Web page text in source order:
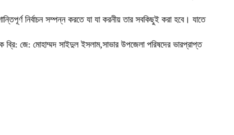
নির্বাচন সম্পন্ন করতে যা যা করনীয় তার সবকিছুই করা হবে। যাতে
ব্রি: জে: মোহাম্মদ সাইদুল ইসলাম,সাভার উপজেলা পরিষদের ভারপ্রাপ্ত